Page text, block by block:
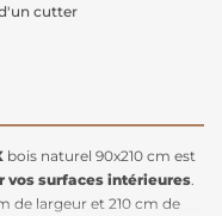
cutter
bois naturel 90x210 cm est
vos surfaces intérieures
de largeur et 210 cm de